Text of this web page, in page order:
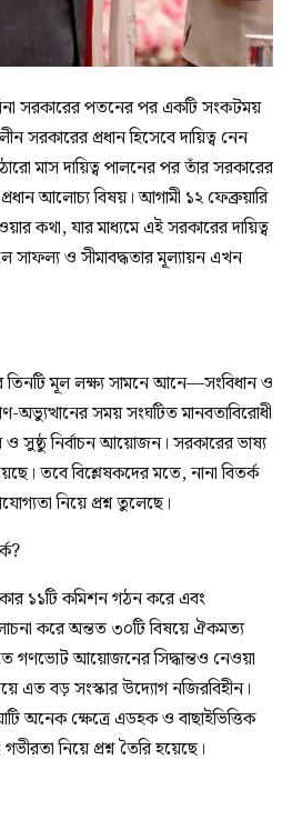
সরকারের পতনের পর একটি সংকটময়
সরকারের প্রধান হিসেবে দায়িত্ব নেন
মাস দায়িত্ব পালনের পর তাঁর সরকারের
আলোচ্য বিষয়। আগামী ১২ ফেব্রুয়ারি
কথা, যার মাধ্যমে এই সরকারের দায়িত্ব
সাফল্য ও সীমাবদ্ধতার মূল্যায়ন এখন
তিনটি মূল লক্ষ্য সামনে আনে—সংবিধান ও
অভ্যুত্থানের সময় সংঘটিত মানবতাবিরোধী
সুষ্ঠু নির্বাচন আয়োজন। সরকারের ভাষ্য
তবে বিশ্লেষকদের মতে, নানা বিতর্ক
নিয়ে প্রশ্ন তুলেছে।
১১টি কমিশন গঠন করে এবং
করে অন্তত ৩০টি বিষয়ে ঐকমত্য
গণভোট আয়োজনের সিদ্ধান্তও নেওয়া
এত বড় সংস্কার উদ্যোগ নজিরবিহীন।
অনেক ক্ষেত্রে এডহক ও বাছাইভিত্তিক
নিয়ে প্রশ্ন তৈরি হয়েছে।